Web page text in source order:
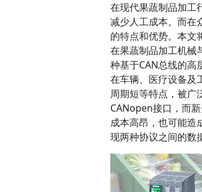
在现代果蔬制品加工
减少人工成本。而在
的特点和优势。本
在果蔬制品加工机械
种基于CAN总线的高
在车辆、医疗设备及
周期短等特点，被广
CANopen接口，而
成本高昂，也可能造
现两种协议之间的数